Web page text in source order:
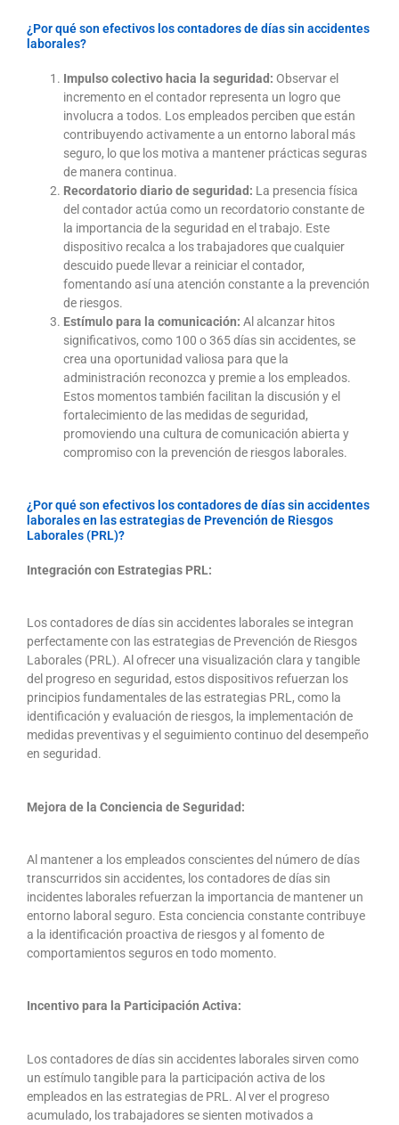
¿Por qué son efectivos los contadores de días sin accidentes
laborales?
Impulso colectivo hacia la seguridad: Observar el
incremento en el contador representa un logro que
involucra a todos. Los empleados perciben que están
contribuyendo activamente a un entorno laboral más
seguro, lo que los motiva a mantener prácticas seguras
de manera continua.
Recordatorio diario de seguridad: La presencia física
del contador actúa como un recordatorio constante de
la importancia de la seguridad en el trabajo. Este
dispositivo recalca a los trabajadores que cualquier
descuido puede llevar a reiniciar el contador,
fomentando así una atención constante a la prevención
de riesgos.
Estímulo para la comunicación: Al alcanzar hitos
significativos, como 100 o 365 días sin accidentes, se
crea una oportunidad valiosa para que la
administración reconozca y premie a los empleados.
Estos momentos también facilitan la discusión y el
fortalecimiento de las medidas de seguridad,
promoviendo una cultura de comunicación abierta y
compromiso con la prevención de riesgos laborales.
¿Por qué son efectivos los contadores de días sin accidentes
laborales en las estrategias de Prevención de Riesgos
Laborales (PRL)?
Integración con Estrategias PRL:
Los contadores de días sin accidentes laborales se integran
perfectamente con las estrategias de Prevención de Riesgos
Laborales (PRL). Al ofrecer una visualización clara y tangible
del progreso en seguridad, estos dispositivos refuerzan los
principios fundamentales de las estrategias PRL, como la
identificación y evaluación de riesgos, la implementación de
medidas preventivas y el seguimiento continuo del desempeño
en seguridad.
Mejora de la Conciencia de Seguridad:
Al mantener a los empleados conscientes del número de días
transcurridos sin accidentes, los contadores de días sin
incidentes laborales refuerzan la importancia de mantener un
entorno laboral seguro. Esta conciencia constante contribuye
a la identificación proactiva de riesgos y al fomento de
comportamientos seguros en todo momento.
Incentivo para la Participación Activa:
Los contadores de días sin accidentes laborales sirven como
un estímulo tangible para la participación activa de los
empleados en las estrategias de PRL. Al ver el progreso
acumulado, los trabajadores se sienten motivados a